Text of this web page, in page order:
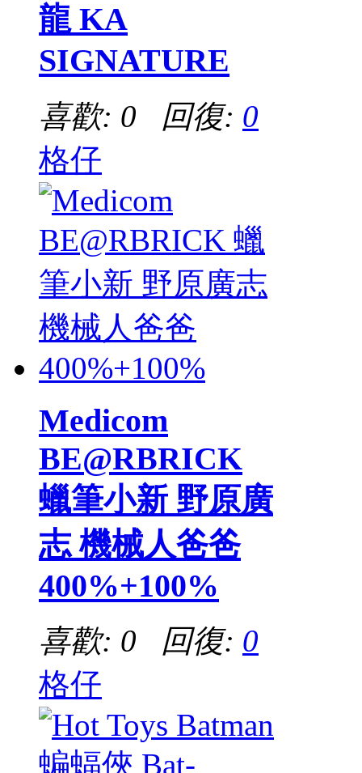
龍 KA
SIGNATURE
喜歡: 0 回復: 0
格仔
Medicom
BE@RBRICK
蠟筆小新 野原廣
志 機械人爸爸
400%+100%
喜歡: 0 回復: 0
格仔